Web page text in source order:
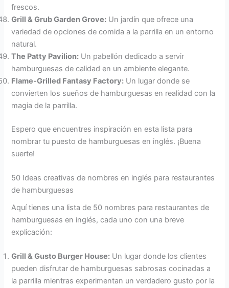
frescos.
Grill & Grub Garden Grove: Un jardín que ofrece una
variedad de opciones de comida a la parrilla en un entorno
natural.
The Patty Pavilion: Un pabellón dedicado a servir
hamburguesas de calidad en un ambiente elegante.
Flame-Grilled Fantasy Factory: Un lugar donde se
convierten los sueños de hamburguesas en realidad con la
magia de la parrilla.
Espero que encuentres inspiración en esta lista para
nombrar tu puesto de hamburguesas en inglés. ¡Buena
suerte!
50 Ideas creativas de nombres en inglés para restaurantes
de hamburguesas
Aquí tienes una lista de 50 nombres para restaurantes de
hamburguesas en inglés, cada uno con una breve
explicación:
Grill & Gusto Burger House: Un lugar donde los clientes
pueden disfrutar de hamburguesas sabrosas cocinadas a
la parrilla mientras experimentan un verdadero gusto por la